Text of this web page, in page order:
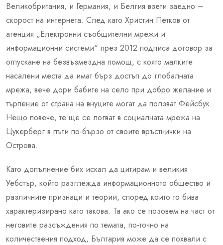
Великобритания, и Германия, и Белгия взети заедно –
скорост на интернета. След като Христин Петков от
агенция „Електронни съобщителни мрежи и
информационни системи“ през 2012 подписа договор за
отпускане на безвъзмездна помощ, с която малките
насалени места да имат бърз достъп до глобалната
мрежа, вече дори бабите на село при добро желание и
търпение от страна на внуците могат да ползват Фейсбук.
Нещо повече, те ще се логват в социалната мрежа на
Цукерберг в пъти по-бързо от своите връстнички на
Острова.
Като допълнение бих искал да цитирам и великия
Уебстър, който разглежда информационното общество и
различните признаци и теории, според които то бива
характеризирано като такова. Та ако се позовем на част от
неговите разсъждения по темата, по-точно на
количествения подход, България може да се похвали с